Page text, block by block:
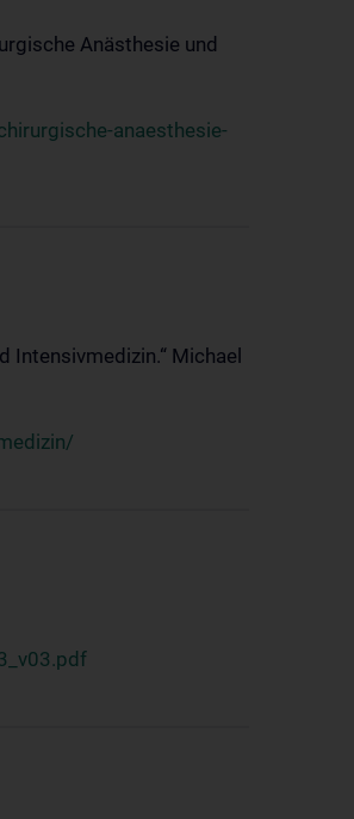
Anästhesie und
anaesthesie-
Intensivmedizin.“ Michael